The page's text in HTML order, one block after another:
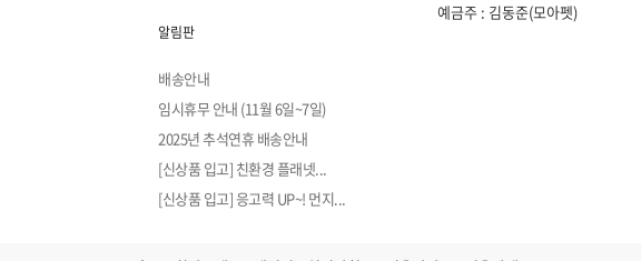
예금주 : 김동준(모아펫)
알림판
배송안내
임시휴무 안내 (11월 6일~7일)
2025년 추석연휴 배송안내
[신상품 입고] 친환경 플래넷...
[신상품 입고] 응고력 UP~! 먼지...